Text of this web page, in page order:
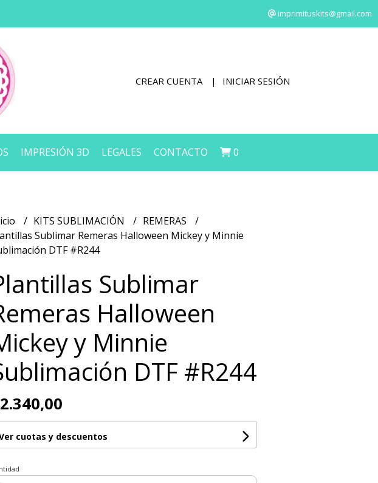
imprimituskits@gmail.com
CREAR CUENTA INICIAR SESIÓN
IMPRESIÓN 3D LEGALES CONTACTO 0
KITS SUBLIMACIÓN
REMERAS
Sublimar Remeras Halloween Mickey y Minnie
DTF #R244
Sublimar
Halloween
y Minnie
DTF #R244
cuotas y descuentos